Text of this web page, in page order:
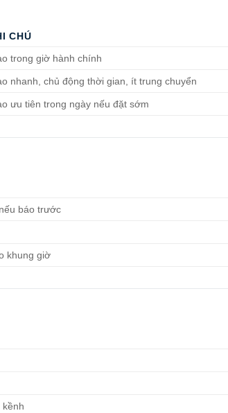
CHÚ
trong giờ hành chính
nhanh, chủ động thời gian, ít trung chuyển
ưu tiên trong ngày nếu đặt sớm
báo trước
khung giờ